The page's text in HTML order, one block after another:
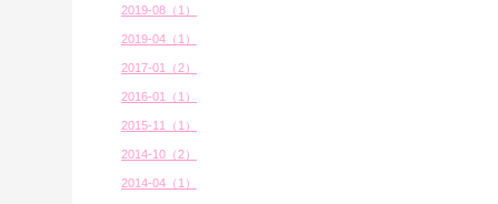
2019-08（1）
2019-04（1）
2017-01（2）
2016-01（1）
2015-11（1）
2014-10（2）
2014-04（1）